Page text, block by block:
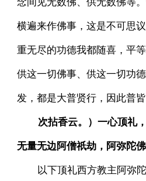
横遍来作佛事，这是不可思
重无尽的功德我都随喜，平
供这一切佛事、供这一切功
发，都是大普贤行，因此普皆
次拈香云。）一心顶礼
无量无边阿僧祇劫，阿弥陀佛
以下顶礼西方教主阿弥